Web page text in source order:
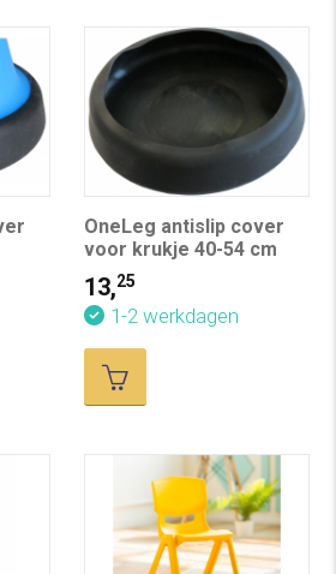
OneLeg antislip cover
voor krukje 40-54 cm
13,25
1-2 werkdagen